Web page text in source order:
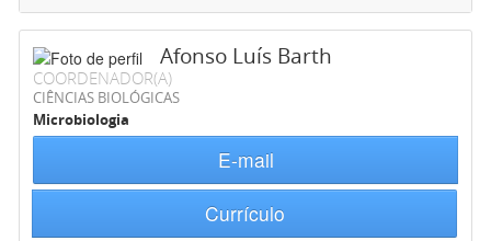
Afonso Luís Barth
COORDENADOR(A)
CIÊNCIAS BIOLÓGICAS
Microbiologia
E-mail
Currículo